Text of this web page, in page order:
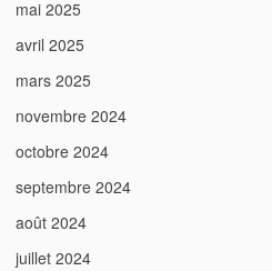
mai 2025
avril 2025
mars 2025
novembre 2024
octobre 2024
septembre 2024
août 2024
juillet 2024